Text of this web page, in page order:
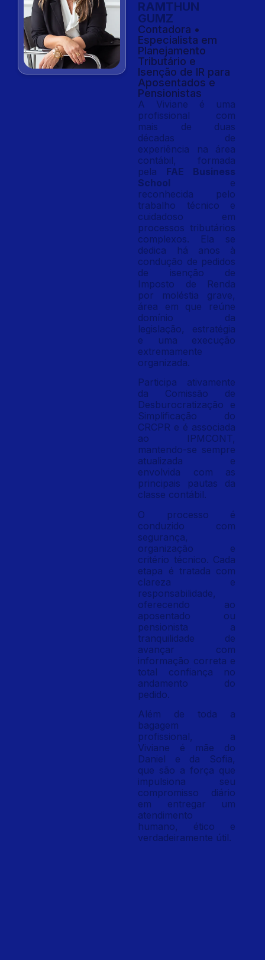
RAMTHUN
GUMZ
Contadora •
Especialista em
Planejamento
Tributário e
Isenção de IR para
Aposentados e
Pensionistas
A Viviane é uma
profissional com
mais de duas
décadas de
experiência na área
contábil, formada
pela FAE Business
School e
reconhecida pelo
trabalho técnico e
cuidadoso em
processos tributários
complexos. Ela se
dedica há anos à
condução de pedidos
de isenção de
Imposto de Renda
por moléstia grave,
área em que reúne
domínio da
legislação, estratégia
e uma execução
extremamente
organizada.
Participa ativamente
da Comissão de
Desburocratização e
Simplificação do
CRCPR e é associada
ao IPMCONT,
mantendo-se sempre
atualizada e
envolvida com as
principais pautas da
classe contábil.
O processo é
conduzido com
segurança,
organização e
critério técnico. Cada
etapa é tratada com
clareza e
responsabilidade,
oferecendo ao
aposentado ou
pensionista a
tranquilidade de
avançar com
informação correta e
total confiança no
andamento do
pedido.
Além de toda a
bagagem
profissional, a
Viviane é mãe do
Daniel e da Sofia,
que são a força que
impulsiona seu
compromisso diário
em entregar um
atendimento
humano, ético e
verdadeiramente útil.